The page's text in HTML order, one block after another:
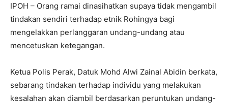
IPOH – Orang ramai dinasihatkan supaya tidak mengambil
tindakan sendiri terhadap etnik Rohingya bagi
mengelakkan perlanggaran undang-undang atau
mencetuskan ketegangan.
Ketua Polis Perak, Datuk Mohd Alwi Zainal Abidin berkata,
sebarang tindakan terhadap individu yang melakukan
kesalahan akan diambil berdasarkan peruntukan undang-